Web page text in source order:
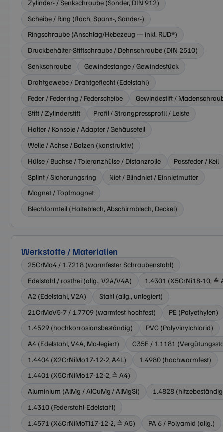
Zylinder- / Senkschraube (Sonder, DIN 912)
Scheibe / Ring (flach, Spann-, Sonder-)
Ringschraube (Anschlag/Hebezeug — inkl. RUD®)
Druckbehälter-Stiftschraube / Dehnschraube (DIN 2510)
Senkschraube
Gewindestange / Gewindestück
Drahtgewebe / Drahtgeflecht (Edelstahl)
Feder / Federring / Federscheibe
Gewindestift /
Stift / Zylinderstift
Profil / Strangpressprofil / Leiste
Halter / Konsole / Adapter / Gehäuseteil
Welle / Achse / Bolzen (konstruktiv)
Hülse / Buchse / Toleranzhülse / Distanzrolle
Passfeder / Keil
Splint / Sicherungsring
Niet / Blindniet / Einnietmutter
Magnet / Topfmagnet
Blechformteil (Halteblech, Abschirmblech, Deckel)
Werkstoffe / Materialien
25CrMo4 / 1.7218 (warmfester Schraubenstahl)
Edelstahl / rostfrei (allg., V2A/V4A)
1.4301 (X5CrNi18-10, ≙
A2 (Edelstahl, V2A)
Stahl (allg., unlegiert)
21CrMoV5-7 / 1.7709 (warmfest hochfest)
PE (Polyethylen)
1.4529 (hochkorrosionsbeständig)
PVC (Polyvinylchlorid)
A4 (Edelstahl, V4A, Mo-legiert)
C35E / 1.1181
1.4404 (X2CrNiMo17-12-2, A4L)
1.4980 (hochwarmfest)
1.4401 (X5CrNiMo17-12-2, ≙ A4)
Aluminium (AlMg / AlCuMg / AlMgSi)
1.4828
1.4310 (Federstahl-Edelstahl)
1.4571 (X6CrNiMoTi17-12-2, ≙ A5)
PA 6 / Polyamid (allg.)